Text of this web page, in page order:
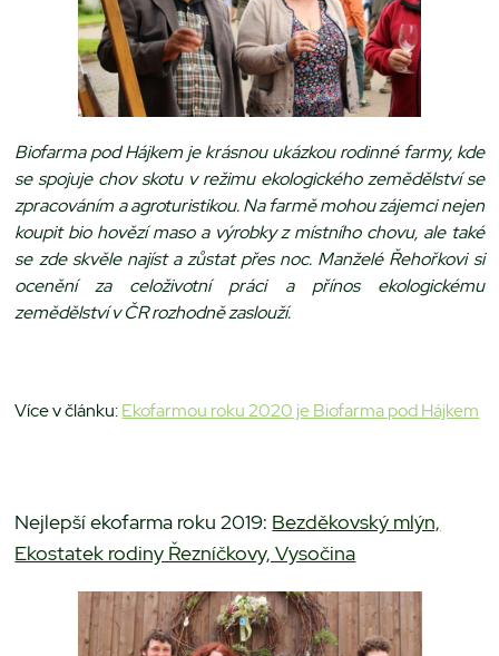
Biofarma pod Hájkem je krásnou ukázkou rodinné farmy, kde
se spojuje chov skotu v režimu ekologického zemědělství se
zpracováním a agroturistikou. Na farmě mohou zájemci nejen
koupit bio hovězí maso a výrobky z místního chovu, ale také
se zde skvěle najíst a zůstat přes noc. Manželé Řehořkovi si
ocenění za celoživotní práci a přínos ekologickému
zemědělství v ČR rozhodně zaslouží.
Více v článku:Ekofarmou roku 2020 je Biofarma pod Hájkem
Nejlepší ekofarma roku 2019: Bezděkovský mlýn,
Ekostatek rodiny Řezníčkovy, Vysočina